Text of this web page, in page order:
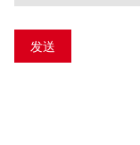
发送